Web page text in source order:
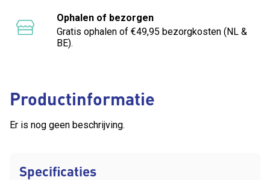
Productinformatie
Er is nog geen beschrijving.
Specificaties
Ophalen of bezorgen
Gratis ophalen of €49,95 bezorgkosten (NL &
BE).